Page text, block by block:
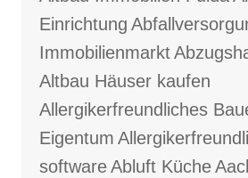
Einrichtung
Immobilienmarkt
Altbau Häuser kaufen
Allergikerfreundliches
Eigentum
softwareAbluft Küche